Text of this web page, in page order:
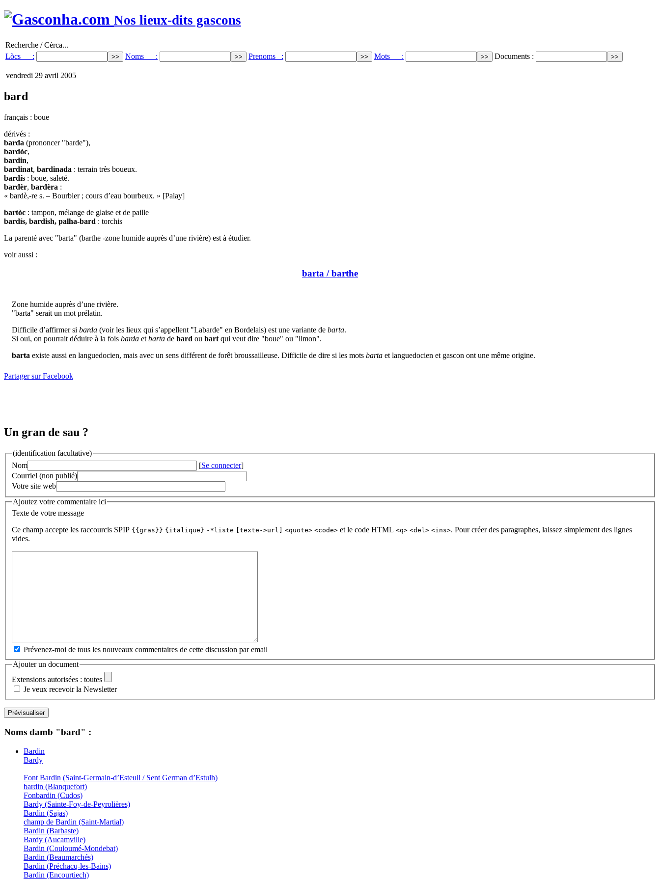
Nos lieux-dits gascons
Recherche / Cèrca...
Lòcs :
Noms : Prenoms : Mots : Documents :
vendredi 29 avril 2005
bard
français : boue
dérivés :
barda (prononcer "barde"),
bardòc,
bardin,
bardinat, bardinada : terrain très boueux.
bardís : boue, saleté.
bardèr, bardèra :
« bardè,-re s. – Bourbier ; cours d’eau bourbeux. » [Palay]
bartòc : tampon, mélange de glaise et de paille
bardís, bardish, palha-bard : torchis
La parenté avec "barta" (barthe -zone humide auprès d’une rivière) est à étudier.
voir aussi :
barta / barthe
Zone humide auprès d’une rivière.
"barta" serait un mot prélatin.
Difficile d’affirmer si barda (voir les lieux qui s’appellent "Labarde" en Bordelais) est une variante de barta.
Si oui, on pourrait déduire à la fois barda et barta de bard ou bart qui veut dire "boue" ou "limon".
barta existe aussi en languedocien, mais avec un sens différent de forêt broussailleuse. Difficile de dire si les mots barta et languedocien et gascon ont une même origine.
Partager sur Facebook
Un gran de sau ?
(identification facultative)
Nom
[Se connecter]
Courriel (non publié)
Votre site web
Ajoutez votre commentaire ici
Texte de votre message
Ce champ accepte les raccourcis SPIP {{gras}} {italique} -*liste [texte->url] <quote> <code> et le code HTML <q> <del> <ins>. Pour créer des paragraphes, laissez simplement des lignes
vides.
Prévenez-moi de tous les nouveaux commentaires de cette discussion par email
Ajouter un document
Extensions autorisées : toutes
Je veux recevoir la Newsletter
Noms damb "bard" :
Bardin
Bardy
Font Bardin (Saint-Germain-d’Esteuil / Sent German d’Estulh)
bardin (Blanquefort)
Fonbardin (Cudos)
Bardy (Sainte-Foy-de-Peyrolières)
Bardin (Sajas)
champ de Bardin (Saint-Martial)
Bardin (Barbaste)
Bardy (Aucamville)
Bardin (Couloumé-Mondebat)
Bardin (Beaumarchés)
Bardin (Préchacq-les-Bains)
Bardin (Encourtiech)